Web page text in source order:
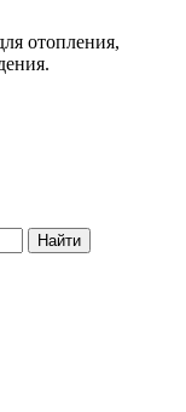
отопления,